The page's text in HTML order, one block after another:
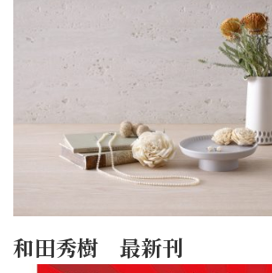
和田秀樹 最新刊